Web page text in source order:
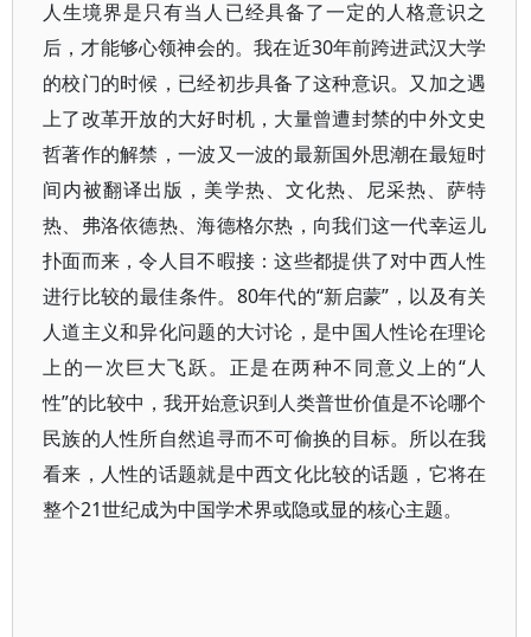
人生境界是只有当人已经具备了一定的人格意识之
后，才能够心领神会的。我在近30年前跨进武汉大学
的校门的时候，已经初步具备了这种意识。又加之遇
上了改革开放的大好时机，大量曾遭封禁的中外文史
哲著作的解禁，一波又一波的最新国外思潮在最短时
间内被翻译出版，美学热、文化热、尼采热、萨特
热、弗洛依德热、海德格尔热，向我们这一代幸运儿
扑面而来，令人目不暇接：这些都提供了对中西人性
进行比较的最佳条件。80年代的“新启蒙”，以及有关
人道主义和异化问题的大讨论，是中国人性论在理论
上的一次巨大飞跃。正是在两种不同意义上的“人
性”的比较中，我开始意识到人类普世价值是不论哪个
民族的人性所自然追寻而不可偷换的目标。所以在我
看来，人性的话题就是中西文化比较的话题，它将在
整个21世纪成为中国学术界或隐或显的核心主题。